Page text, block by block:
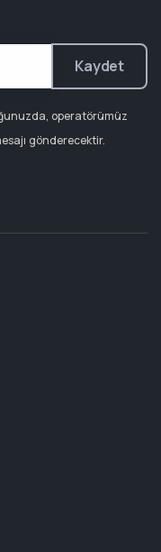
Kaydet
operatörümüz
gönderecektir.